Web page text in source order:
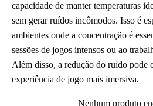
capacidade de manter temperaturas
sem gerar ruídos incômodos. Isso é
ambientes onde a concentração é
sessões de jogos intensos ou ao
Além disso, a redução do ruído pode
experiência de jogo mais imersiva.
Nenhum produto